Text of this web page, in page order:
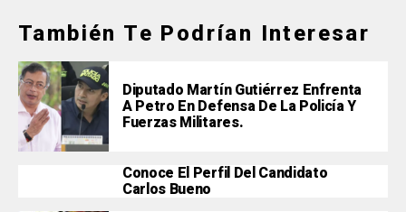
También Te Podrían Interesar
Diputado Martín Gutiérrez Enfrenta
A Petro En Defensa De La Policía Y
Fuerzas Militares.
Conoce El Perfil Del Candidato
Carlos Bueno